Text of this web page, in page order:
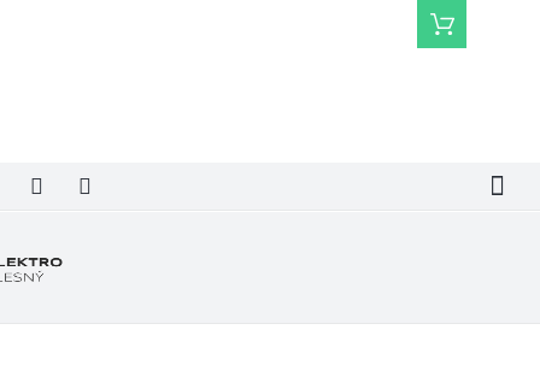
Nákupní
košík